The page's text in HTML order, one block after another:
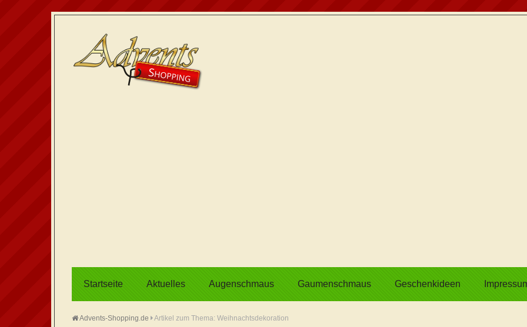
Startseite Aktuelles Augenschmaus Gaumenschmaus Geschenkideen
Advents-Shopping.de Artikel zum Thema: Weihnachtsdekoration